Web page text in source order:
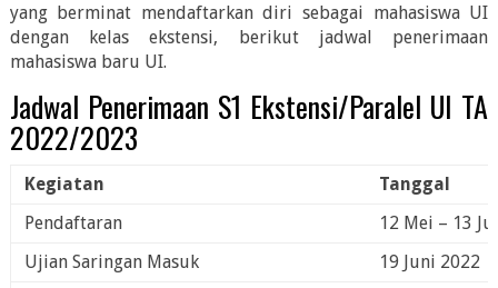
yang berminat mendaftarkan diri sebagai mahasiswa UI
dengan kelas ekstensi, berikut jadwal penerimaan
mahasiswa baru UI.
Jadwal Penerimaan S1 Ekstensi/Paralel UI TA
2022/2023
Kegiatan
Tanggal
Pendaftaran
12 Mei – 13
Ujian Saringan Masuk
19 Juni 2022